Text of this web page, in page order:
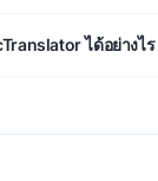
ได้อย่างไร